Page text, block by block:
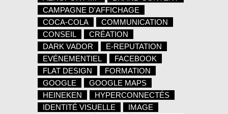
CAMPAGNE D'AFFICHAGE
COCA-COLA
COMMUNICATION
CONSEIL
CRÉATION
DARK VADOR
E-REPUTATION
EVÉNEMENTIEL
FACEBOOK
FLAT DESIGN
FORMATION
GOOGLE
GOOGLE MAPS
HEINEKEN
HYPERCONNECTÉS
IDENTITÉ VISUELLE
IMAGE